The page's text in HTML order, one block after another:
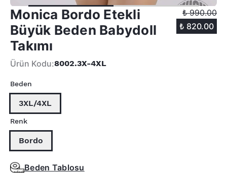
Monica Bordo Etekli
Büyük Beden Babydoll
Takımı
₺ 990.00
₺ 820.00
Ürün Kodu:8002.3X-4XL
Beden
3XL/4XL
Renk
Bordo
Beden Tablosu